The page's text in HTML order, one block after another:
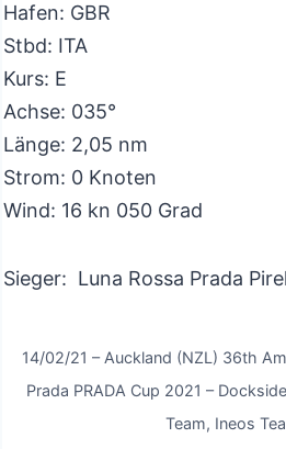
Hafen: GBR
Stbd: ITA
Kurs: E
Achse: 035°
Länge: 2,05 nm
Strom: 0 Knoten
Wind: 16 kn 050 Grad
Sieger: Luna Rossa Prada
14/02/21 – Auckland (NZL) 36th
Prada PRADA Cup 2021 –
Team, Ineos